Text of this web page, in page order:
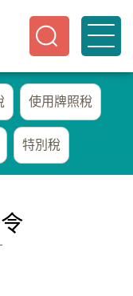
使用牌照稅
特別稅